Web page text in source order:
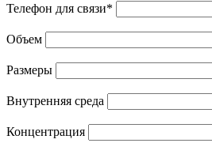
Телефон для связи*
Объем
Размеры
Внутренняя среда
Концентрация